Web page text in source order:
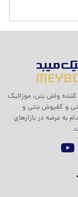
واش بتن، موزائیک
و کفپوش بتنی و
به عرضه در بازارهای